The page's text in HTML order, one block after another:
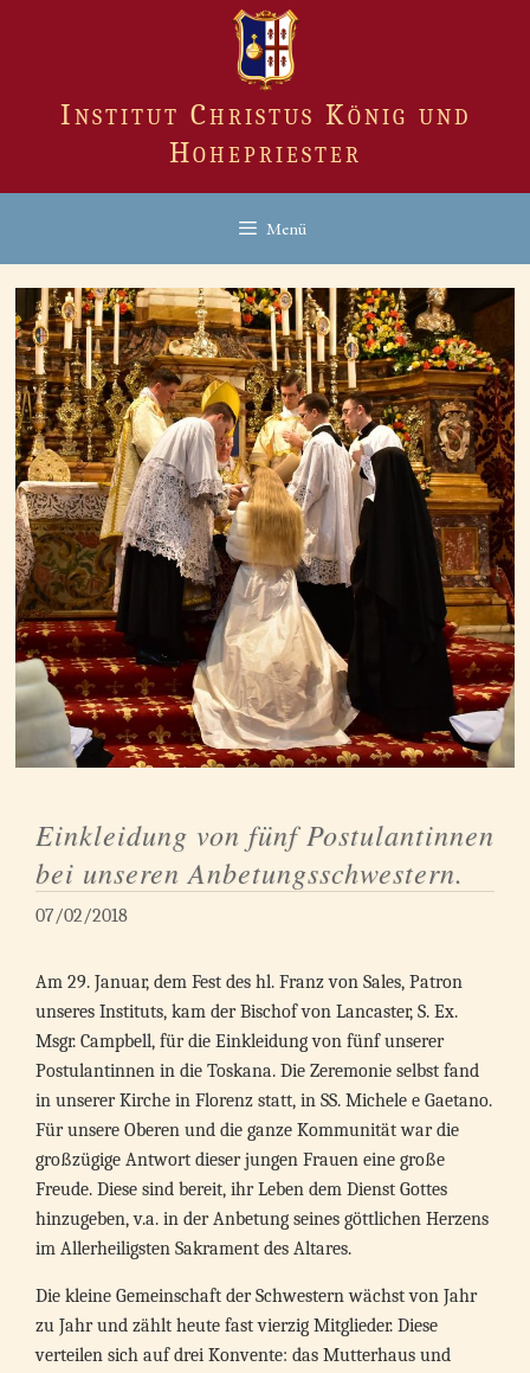
Institut Christus König und
Hohepriester
Menü
Einkleidung von fünf Postulantinnen
bei unseren Anbetungsschwestern.
07/02/2018
Am 29. Januar, dem Fest des hl. Franz von Sales, Patron
unseres Instituts, kam der Bischof von Lancaster, S. Ex.
Msgr. Campbell, für die Einkleidung von fünf unserer
Postulantinnen in die Toskana. Die Zeremonie selbst fand
in unserer Kirche in Florenz statt, in SS. Michele e Gaetano.
Für unsere Oberen und die ganze Kommunität war die
großzügige Antwort dieser jungen Frauen eine große
Freude. Diese sind bereit, ihr Leben dem Dienst Gottes
hinzugeben, v.a. in der Anbetung seines göttlichen Herzens
im Allerheiligsten Sakrament des Altares.
Die kleine Gemeinschaft der Schwestern wächst von Jahr
zu Jahr und zählt heute fast vierzig Mitglieder. Diese
verteilen sich auf drei Konvente: das Mutterhaus und